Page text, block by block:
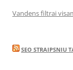
Vandens filtrai
SEO STRAIPSNIU